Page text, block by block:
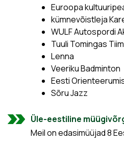
Euroopa
kümnevõistleja
WULF Autospordi
Tuuli Tomingas
Lenna
Veeriku Badminton
Eesti
Sõru Jazz
Üle-eestiline
Meil on edasimüüjad 8